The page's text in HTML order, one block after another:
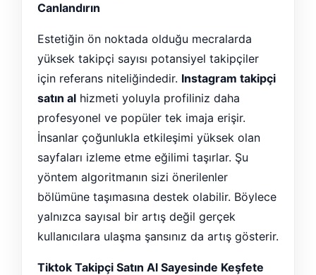
Canlandırın
Estetiğin ön noktada olduğu mecralarda
yüksek takipçi sayısı potansiyel takipçiler
için referans niteliğindedir. Instagram takipçi
satın al hizmeti yoluyla profiliniz daha
profesyonel ve popüler tek imaja erişir.
İnsanlar çoğunlukla etkileşimi yüksek olan
sayfaları izleme etme eğilimi taşırlar. Şu
yöntem algoritmanın sizi önerilenler
bölümüne taşımasına destek olabilir. Böylece
yalnızca sayısal bir artış değil gerçek
kullanıcılara ulaşma şansınız da artış gösterir.
Tiktok Takipçi Satın Al Sayesinde Keşfete